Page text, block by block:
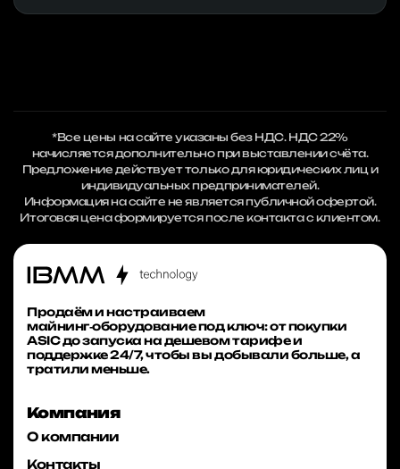
*Все цены на сайте указаны без НДС. НДС 22%
начисляется дополнительно при выставлении счёта.
Предложение действует только для юридических лиц и
индивидуальных предпринимателей.
Информация на сайте не является публичной офертой.
Итоговая цена формируется после контакта с клиентом.
Продаём и настраиваем
майнинг‑оборудование под ключ: от покупки
ASIC до запуска на дешевом тарифе и
поддержке 24/7, чтобы вы добывали больше, а
тратили меньше.
Компания
О компании
Контакты